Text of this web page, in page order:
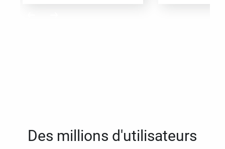
Des millions d'utilisateurs